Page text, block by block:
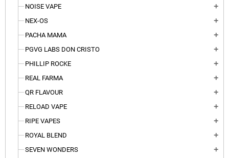
NOISE VAPE add
NEX-OS add
PACHA MAMA add
PGVG LABS DON CRISTO add
PHILLIP ROCKE add
REAL FARMA add
QR FLAVOUR add
RELOAD VAPE add
RIPE VAPES add
ROYAL BLEND add
SEVEN WONDERS add